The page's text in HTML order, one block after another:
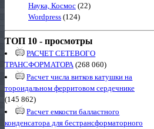
Наука, Космос (22)
Wordpress (124)
ТОП 10 - просмотры
РАСЧЕТ СЕТЕВОГО
ТРАНСФОРМАТОРА(268 060)
Расчет числа витков катушки на
тороидальном ферритовом сердечнике
(145 862)
Расчет емкости балластного
конденсатора для бестрансформаторного